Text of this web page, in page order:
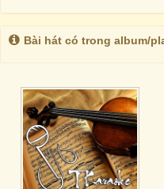
Bài hát có trong album/